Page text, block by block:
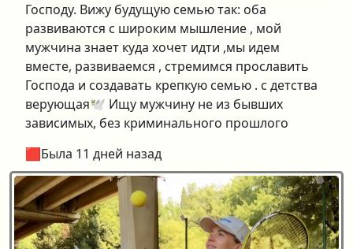
Господу. Вижу будущую семью так: оба
развиваются с широким мышление , мой
мужчина знает куда хочет идти ,мы идем
вместе, развиваемся , стремимся прославить
Господа и создавать крепкую семью . с детства
верующая🕊️ Ищу мужчину не из бывших
зависимых, без криминального прошлого
🟥Была 11 дней назад